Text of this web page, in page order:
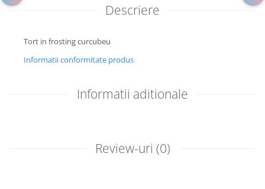
Descriere
Tort in frosting curcubeu
Informatii conformitate produs
Informatii aditionale
Review-uri (0)